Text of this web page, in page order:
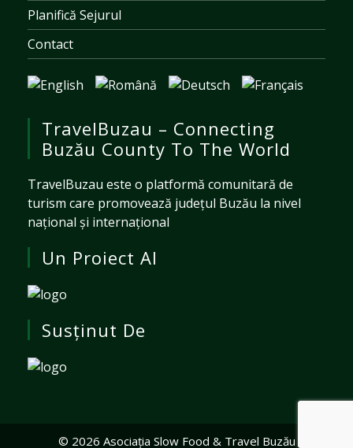
Planifică Sejurul
Contact
TravelBuzau – Connecting
Buzău County To The World
TravelBuzau este o platformă comunitară de
turism care promovează județul Buzău la nivel
național și internațional
Un Proiect Al
Susținut De
© 2026 Asociația Slow Food & Travel Buzău